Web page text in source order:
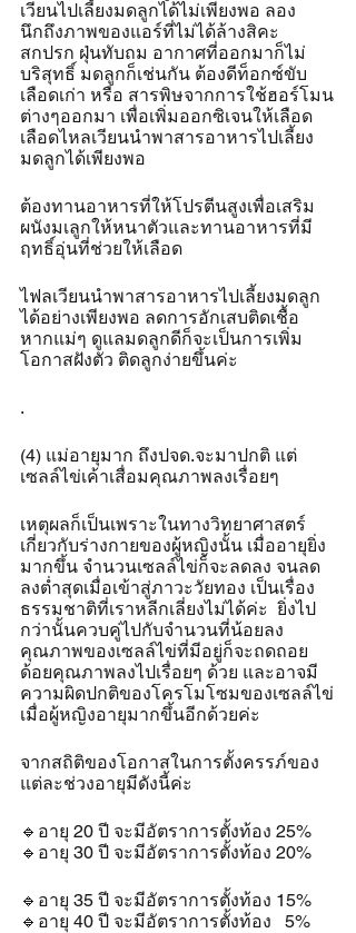
เวียนไปเลี้ยงมดลูกได้ไม่เพียงพอ ลอง
นึกถึงภาพของแอร์ที่ไม่ได้ล้างสิคะ
สกปรก ฝุ่นทับถม อากาศที่ออกมาก็ไม่
บริสุทธิ์ มดลูกก็เช่นกัน ต้องดีท็อกซ์ขับ
เลือดเก่า หรือ สารพิษจากการใช้ฮอร์โมน
ต่างๆออกมา เพื่อเพิ่มออกซิเจนให้เลือด
เลือดไหลเวียนนำพาสารอาหารไปเลี้ยง
มดลูกได้เพียงพอ
ต้องทานอาหารที่ให้โปรตีนสูงเพื่อเสริม
ผนังมเลูกให้หนาตัวและทานอาหารที่มี
ฤทธิ์อุ่นที่ช่วยให้เลือด
ไฟลเวียนนำพาสารอาหารไปเลี้ยงมดลูก
ได้อย่างเพียงพอ ลดการอักเสบติดเชื้อ
หากแม่ๆ ดูแลมดลูกดีก็จะเป็นการเพิ่ม
โอกาสฝังตัว ติดลูกง่ายขึ้นค่ะ
.
(4) แม่อายุมาก ถึงปจด.จะมาปกติ แต่
เซลล์ไข่เค้าเสื่อมคุณภาพลงเรื่อยๆ
เหตุผลก็เป็นเพราะในทางวิทยาศาสตร์
เกี่ยวกับร่างกายของผู้หญิงนั้น เมื่ออายุยิ่ง
มากขึ้น จำนวนเซลล์ไข่ก็จะลดลง จนลด
ลงต่ำสุดเมื่อเข้าสู่ภาวะวัยทอง เป็นเรื่อง
ธรรมชาติที่เราหลีกเลี่ยงไม่ได้ค่ะ  ยิ่งไป
กว่านั้นควบคู่ไปกับจำนวนที่น้อยลง
คุณภาพของเซลล์ไข่ที่มีอยู่ก็จะถดถอย
ด้อยคุณภาพลงไปเรื่อยๆ ด้วย และอาจมี
ความผิดปกติของโครโมโซมของเซลล์ไข่
เมื่อผู้หญิงอายุมากขึ้นอีกด้วยค่ะ
จากสถิติของโอกาสในการตั้งครรภ์ของ
แต่ละช่วงอายุมีดังนี้ค่ะ
🔹️อายุ 20 ปี จะมีอัตราการตั้งท้อง 25%
🔹️อายุ 30 ปี จะมีอัตราการตั้งท้อง 20%
🔹️อายุ 35 ปี จะมีอัตราการตั้งท้อง 15%
🔹️อายุ 40 ปี จะมีอัตราการตั้งท้อง   5%